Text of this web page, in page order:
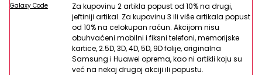
Galaxy Code
Za kupovinu 2 artikla popust od 10% na drugi,
jeftiniji artikal. Za kupovinu 3 ili više artikala popust
od 10% na celokupan račun. Akcijom nisu
obuhvaćeni mobilni i fiksni telefoni, memorijske
kartice, 2.5D, 3D, 4D, 5D, 9D folije, originalna
Samsung i Huawei oprema, kao ni artikli koju su
već na nekoj drugoj akciji ili popustu.